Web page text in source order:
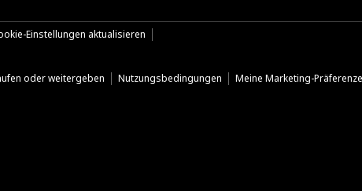
Einstellungen aktualisieren
oder weitergeben Nutzungsbedingungen Meine Marketing-